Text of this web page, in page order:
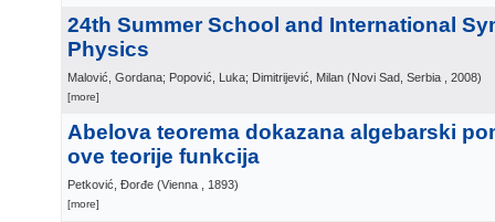
24th Summer School and International
Physics
Malović, Gordana; Popović, Luka; Dimitrijević, Milan (Novi Sad, Serbia , 2008)
[more]
Abelova teorema dokazana algebarski
ove teorije funkcija
Petković, Đorđe (Vienna , 1893)
[more]